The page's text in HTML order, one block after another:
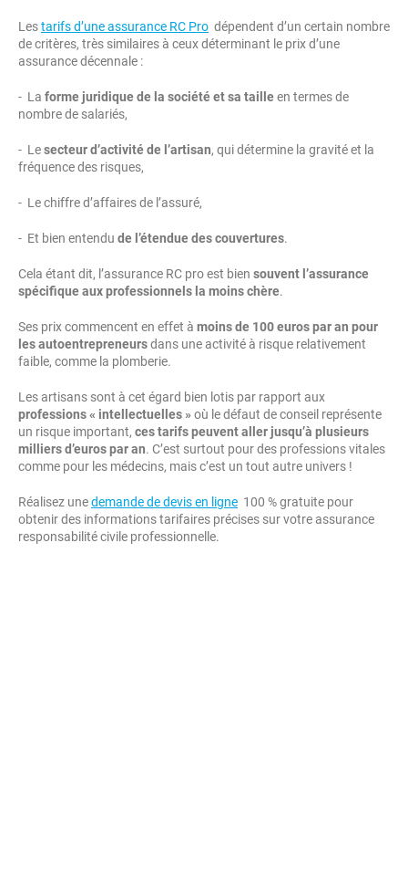
Lestarifs d’une assurance RC Pro dépendent d’un certain nombre
de critères, très similaires à ceux déterminant le prix d’une
assurance décennale :
- La forme juridique de la société et sa tailleen termes de
nombre de salariés,
- Lesecteur d’activité de l’artisan, qui détermine la gravité et la
fréquence des risques,
- Le chiffre d’affaires de l’assuré,
- Et bien entendu de l’étendue des couvertures.
Cela étant dit, l’assurance RC pro est bien souvent l’assurance
spécifique aux professionnels la moins chère.
Ses prix commencent en effet à moins de 100 euros par an pour
les autoentrepreneursdans une activité à risque relativement
faible, comme la plomberie.
Les artisans sont à cet égard bien lotis par rapport aux
professions « intellectuelles »où le défaut de conseil représente
un risque important, ces tarifs peuvent aller jusqu’à plusieurs
milliers d’euros par an. C’est surtout pour des professions vitales
comme pour les médecins, mais c’est un tout autre univers !
Réalisez unedemande de devis en ligne 100 % gratuite pour
obtenir des informations tarifaires précises sur votre assurance
responsabilité civile professionnelle.